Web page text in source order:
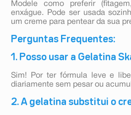
Modele como preferir
enxágue. Pode ser usada
um creme para pentear da sua
Perguntas Frequentes:
1. Posso usar a Gelatina
Sim! Por ter fórmula leve e
diariamente sem pesar ou
2. A gelatina substitui o